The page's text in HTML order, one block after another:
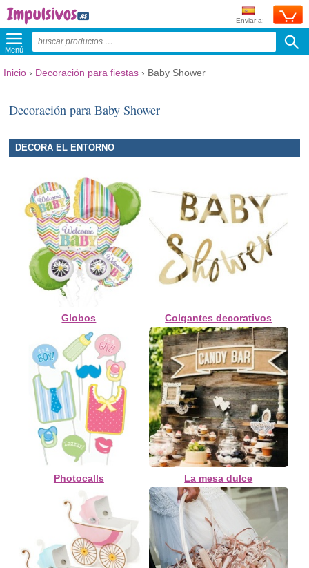
Enviar a:
Menú
Inicio › Decoración para fiestas › Baby Shower
Decoración para Baby Shower
DECORA EL ENTORNO
Globos Colgantes decorativos
Photocalls La mesa dulce